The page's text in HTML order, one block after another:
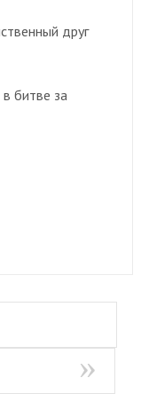
друг
битве за